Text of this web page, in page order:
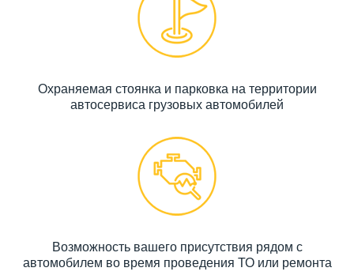
Охраняемая стоянка и парковка на территории
автосервиса грузовых автомобилей
Возможность вашего присутствия рядом с
автомобилем во время проведения ТО или ремонта